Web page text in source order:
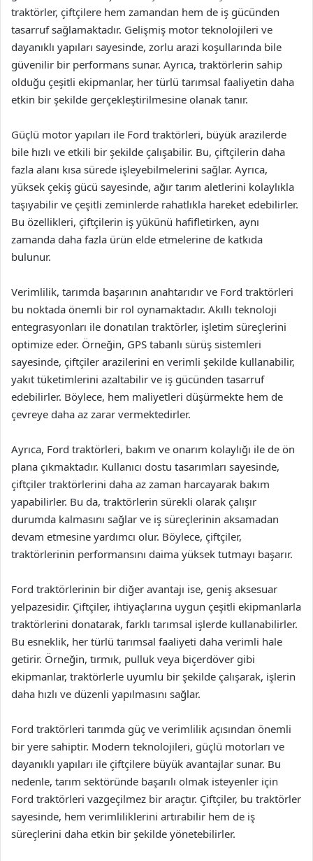
traktörler, çiftçilere hem zamandan hem de iş gücünden
tasarruf sağlamaktadır. Gelişmiş motor teknolojileri ve
dayanıklı yapıları sayesinde, zorlu arazi koşullarında bile
güvenilir bir performans sunar. Ayrıca, traktörlerin sahip
olduğu çeşitli ekipmanlar, her türlü tarımsal faaliyetin daha
etkin bir şekilde gerçekleştirilmesine olanak tanır.
Güçlü motor yapıları ile Ford traktörleri, büyük arazilerde
bile hızlı ve etkili bir şekilde çalışabilir. Bu, çiftçilerin daha
fazla alanı kısa sürede işleyebilmelerini sağlar. Ayrıca,
yüksek çekiş gücü sayesinde, ağır tarım aletlerini kolaylıkla
taşıyabilir ve çeşitli zeminlerde rahatlıkla hareket edebilirler.
Bu özellikleri, çiftçilerin iş yükünü hafifletirken, aynı
zamanda daha fazla ürün elde etmelerine de katkıda
bulunur.
Verimlilik, tarımda başarının anahtarıdır ve Ford traktörleri
bu noktada önemli bir rol oynamaktadır. Akıllı teknoloji
entegrasyonları ile donatılan traktörler, işletim süreçlerini
optimize eder. Örneğin, GPS tabanlı sürüş sistemleri
sayesinde, çiftçiler arazilerini en verimli şekilde kullanabilir,
yakıt tüketimlerini azaltabilir ve iş gücünden tasarruf
edebilirler. Böylece, hem maliyetleri düşürmekte hem de
çevreye daha az zarar vermektedirler.
Ayrıca, Ford traktörleri, bakım ve onarım kolaylığı ile de ön
plana çıkmaktadır. Kullanıcı dostu tasarımları sayesinde,
çiftçiler traktörlerini daha az zaman harcayarak bakım
yapabilirler. Bu da, traktörlerin sürekli olarak çalışır
durumda kalmasını sağlar ve iş süreçlerinin aksamadan
devam etmesine yardımcı olur. Böylece, çiftçiler,
traktörlerinin performansını daima yüksek tutmayı başarır.
Ford traktörlerinin bir diğer avantajı ise, geniş aksesuar
yelpazesidir. Çiftçiler, ihtiyaçlarına uygun çeşitli ekipmanlarla
traktörlerini donatarak, farklı tarımsal işlerde kullanabilirler.
Bu esneklik, her türlü tarımsal faaliyeti daha verimli hale
getirir. Örneğin, tırmık, pulluk veya biçerdöver gibi
ekipmanlar, traktörlerle uyumlu bir şekilde çalışarak, işlerin
daha hızlı ve düzenli yapılmasını sağlar.
Ford traktörleri tarımda güç ve verimlilik açısından önemli
bir yere sahiptir. Modern teknolojileri, güçlü motorları ve
dayanıklı yapıları ile çiftçilere büyük avantajlar sunar. Bu
nedenle, tarım sektöründe başarılı olmak isteyenler için
Ford traktörleri vazgeçilmez bir araçtır. Çiftçiler, bu traktörler
sayesinde, hem verimliliklerini artırabilir hem de iş
süreçlerini daha etkin bir şekilde yönetebilirler.